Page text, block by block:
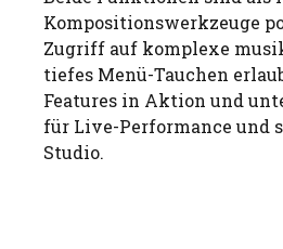
Kompositionswerkzeuge
Zugriff auf komplexe
tiefes Menü-Tauchen
Features in Aktion und
für Live-Performance und
Studio.